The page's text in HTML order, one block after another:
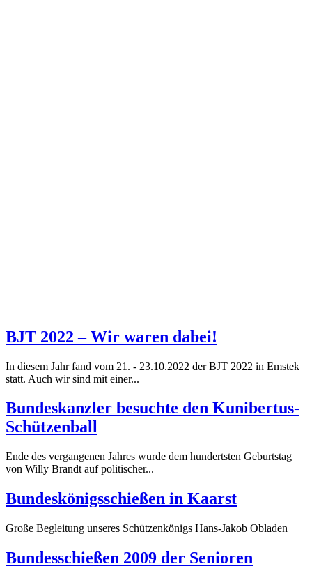
BJT 2022 – Wir waren dabei!
In diesem Jahr fand vom 21. - 23.10.2022 der BJT 2022 in Emstek
statt. Auch wir sind mit einer...
Bundeskanzler besuchte den Kunibertus-
Schützenball
Ende des vergangenen Jahres wurde dem hundertsten Geburtstag
von Willy Brandt auf politischer...
Bundeskönigsschießen in Kaarst
Große Begleitung unseres Schützenkönigs Hans-Jakob Obladen
Bundesschießen 2009 der Senioren